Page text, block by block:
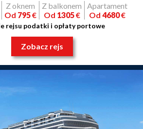
Z oknem
Od 795€
Z balkonem
Od 1305€
Apartament
Od 4680€
rejsu podatki i opłaty portowe
Zobacz rejs